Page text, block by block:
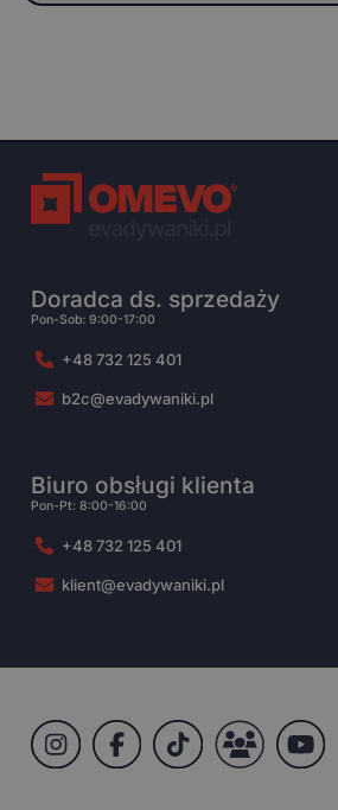
Doradca ds. sprzedaży
Pon-Sob: 9:00-17:00
+48 732 125 401
b2c@evadywaniki.pl
Biuro obsługi klienta
Pon-Pt: 8:00-16:00
+48 732 125 401
klient@evadywaniki.pl